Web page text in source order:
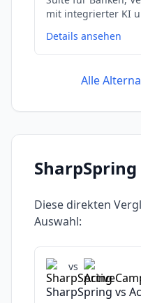
mit integrierter KI
Details ansehen
Alle
SharpSpring
Diese direkten
Auswahl:
vs
SharpSpring vs